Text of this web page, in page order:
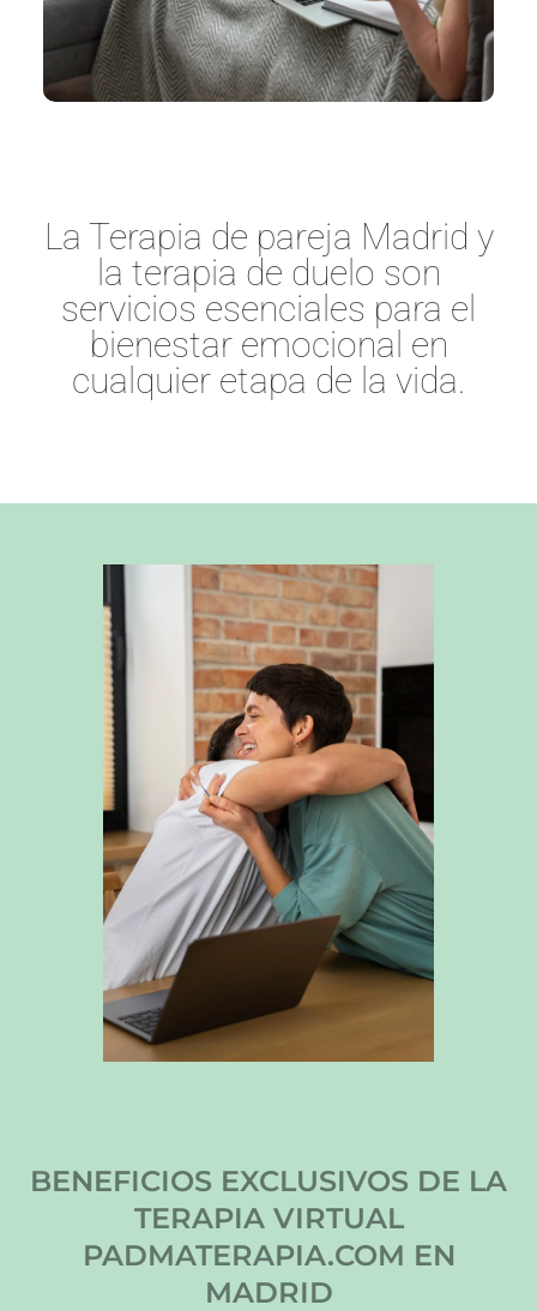
La Terapia de pareja Madrid y
la terapia de duelo son
servicios esenciales para el
bienestar emocional en
cualquier etapa de la vida.
BENEFICIOS EXCLUSIVOS DE LA
TERAPIA VIRTUAL
PADMATERAPIA.COM EN
MADRID